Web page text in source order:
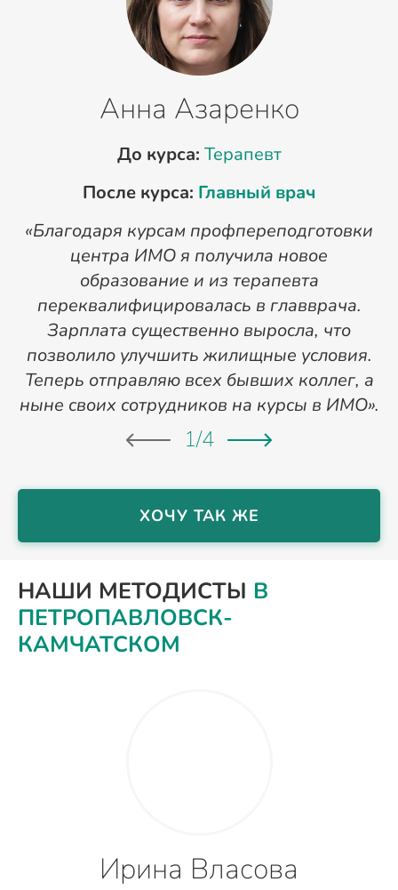
Анна Азаренко
До курса: Терапевт
После курса: Главный врач
«Благодаря курсам профпереподготовки
центра ИМО я получила новое
образование и из терапевта
переквалифицировалась в главврача.
Зарплата существенно выросла, что
позволило улучшить жилищные условия.
Теперь отправляю всех бывших коллег, а
ныне своих сотрудников на курсы в ИМО».
1/4
ХОЧУ ТАК ЖЕ
НАШИ МЕТОДИСТЫ В
ПЕТРОПАВЛОВСК-
КАМЧАТСКОМ
Ирина Власова